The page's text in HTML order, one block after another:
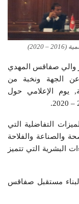
2020)
والي صفاقس المهدي
الجهة ونخبة من
يوم الإعلامي حول
التفاضلية التي
والصناعة والفلاحة
البشرية التي تتميز
10 لجان متعددة لبناء مستقبل صفاقس